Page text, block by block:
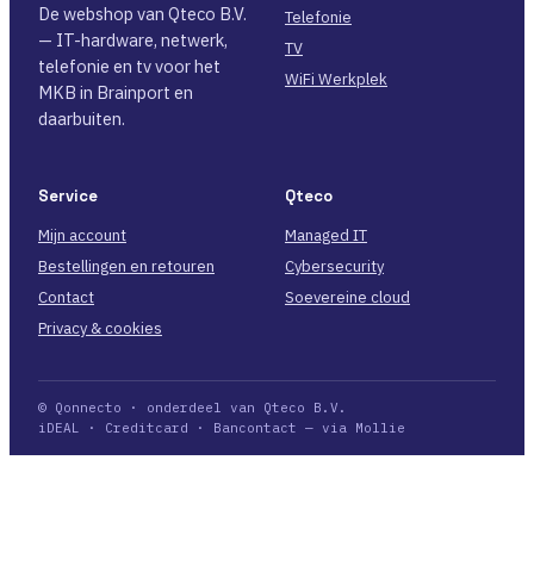
De webshop van Qteco B.V.
— IT-hardware, netwerk,
telefonie en tv voor het
MKB in Brainport en
daarbuiten.
Telefonie
TV
WiFi Werkplek
Service
Mijn account
Bestellingen en retouren
Contact
Privacy & cookies
Qteco
Managed IT
Cybersecurity
Soevereine cloud
© Qonnecto · onderdeel van Qteco B.V.
iDEAL · Creditcard · Bancontact — via Mollie